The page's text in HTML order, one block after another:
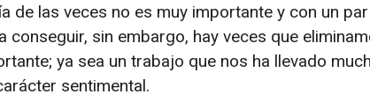
de las veces no es muy importante y con un
conseguir, sin embargo, hay veces que
ya sea un trabajo que nos ha llevado
sentimental.